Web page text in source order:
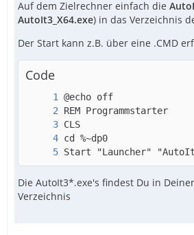
Auf dem Zielrechner einfach die
AutoIt3_X64.exe) in das Verzeichnis
Der Start kann z.B. über eine .CMD
Code
Start "Launcher"
Die AutoIt3*.exe's findest Du in
Verzeichnis